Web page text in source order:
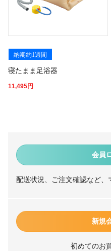
会員
配送状況、ご注文確認など、
新規
初めてのお
納期約1週間
寝たまま足浴器
11,495円